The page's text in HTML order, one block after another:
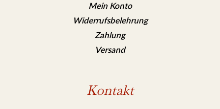
Mein Konto
Widerrufsbelehrung
Zahlung
Versand
Kontakt